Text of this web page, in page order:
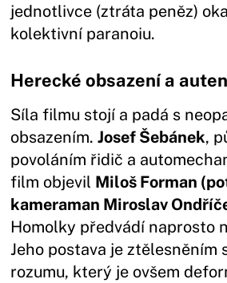
jednotlivce (ztráta peněz)
kolektivní paranoiu.
Herecké obsazení a
Síla filmu stojí a padá s
obsazením.Josef Šebánek,
povoláním řidič a
film objevil Miloš Forman
kameraman Miroslav
Homolky předvádí naprosto
Jeho postava je ztělesněním
rozumu, který je ovšem